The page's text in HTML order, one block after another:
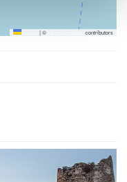
|© OpenStreetMap contributors